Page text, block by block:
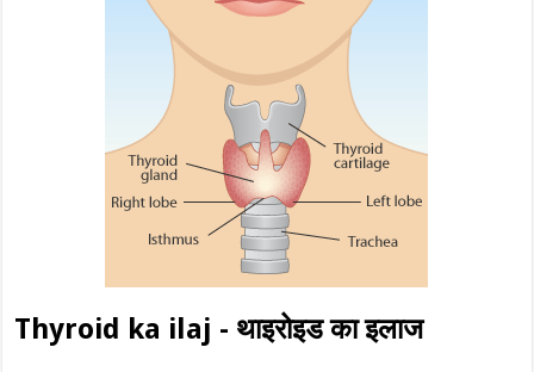
Thyroid ka ilaj - थाइरोइड का इलाज